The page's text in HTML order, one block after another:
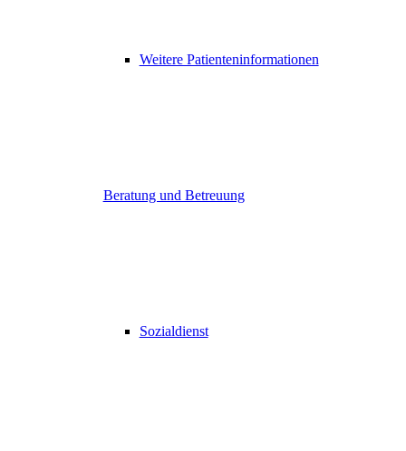
Weitere Patienteninformationen
Beratung und Betreuung
Sozialdienst